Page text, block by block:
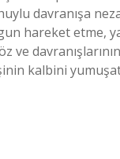
davranışa
hareket
ve
kalbini